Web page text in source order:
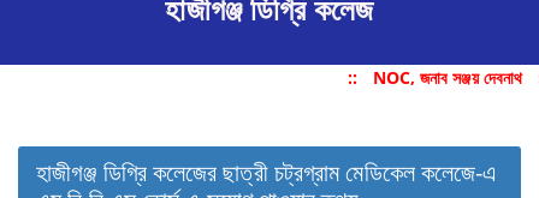
হাজীগঞ্জ ডিগ্রি কলেজ
:: NOC, জনাব সঞ্জয় দেবনাথ
হাজীগঞ্জ ডিগ্রি কলেজের ছাত্রী চট্রগ্রাম মেডিকেল কলেজে-এ